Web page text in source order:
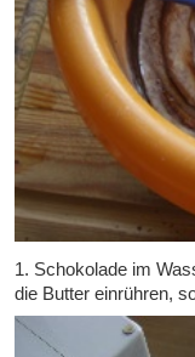
1. Schokolade im
die Butter einrühren,